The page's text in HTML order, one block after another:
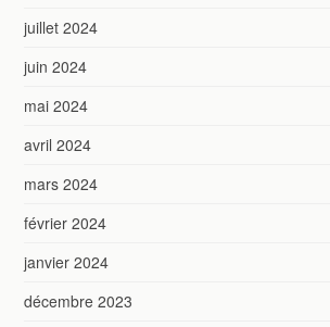
juillet 2024
juin 2024
mai 2024
avril 2024
mars 2024
février 2024
janvier 2024
décembre 2023